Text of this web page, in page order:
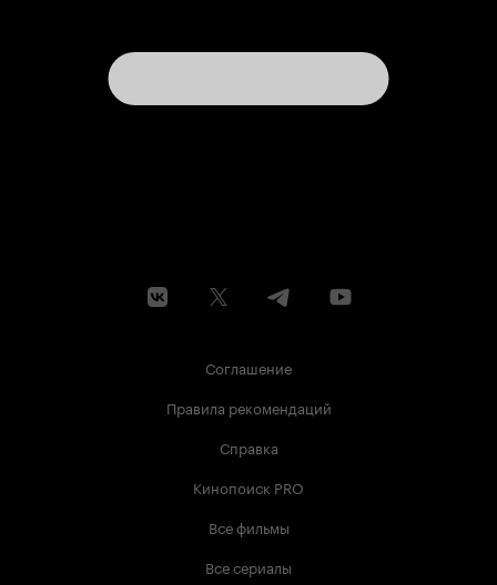
Соглашение
Правила рекомендаций
Справка
Кинопоиск PRO
Все фильмы
Все сериалы